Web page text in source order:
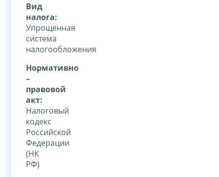
Вид
налога:
Упрощенная
система
налогообложения
Нормативно
–
правовой
акт:
Налоговый
кодекс
Российской
Федерации
(НК
РФ)